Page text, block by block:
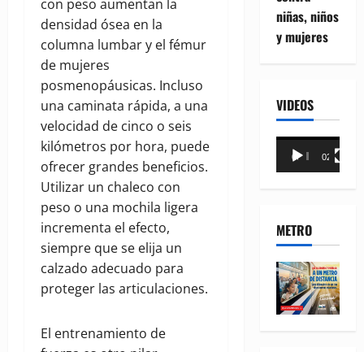
con peso aumentan la
densidad ósea en la
columna lumbar y el fémur
de mujeres
posmenopáusicas. Incluso
una caminata rápida, a una
velocidad de cinco o seis
kilómetros por hora, puede
ofrecer grandes beneficios.
Utilizar un chaleco con
peso o una mochila ligera
incrementa el efecto,
siempre que se elija un
calzado adecuado para
proteger las articulaciones.
El entrenamiento de
niñas, niños
y mujeres
VIDEOS
Reproductor
00:00 02:18
METRO